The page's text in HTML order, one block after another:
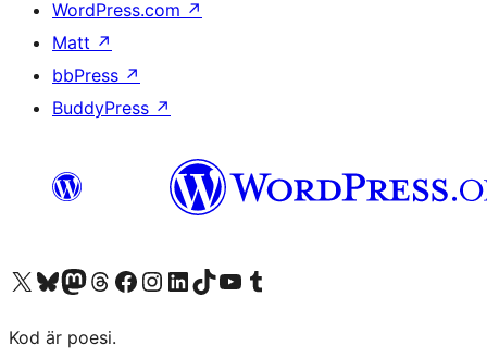
WordPress.com ↗
Matt ↗
bbPress ↗
BuddyPress ↗
Besök vår X-konto (f.d. Twitter)
Besök vårt Bluesky-konto
Besök vårt Mastodon-konto
Besök vårt Thread-konto
Besök vår Facebook-sidaBesök vårt Instagram-konto
Besök vårt LinkedIn-konto
Besök vårt TikTok-konto
Besök vår YouTube-kanalBesök vårt Tumblr-konto
Kod är poesi.